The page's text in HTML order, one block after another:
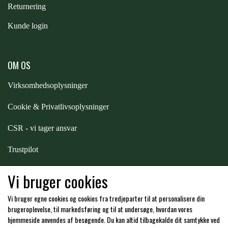
PREMIER EQUINE KØLETERAPI
PREMIER EQUINE GROOMING & STALD
PREMIER EQUINE RYTTER
NAF
PREMIER EQUINE
RACING TACK
Returnering
Kunde login
OM OS
Virksomhedsoplysninger
Cookie & Privatlivsoplysninger
CSR - vi tager ansvar
Trustpilot
Hos os kan du betale med:
Vi bruger cookies
Vi bruger egne cookies og cookies fra tredjeparter til at personalisere din
brugeroplevelse, til markedsføring og til at undersøge, hvordan vores
hjemmeside anvendes af besøgende. Du kan altid tilbagekalde dit samtykke ved